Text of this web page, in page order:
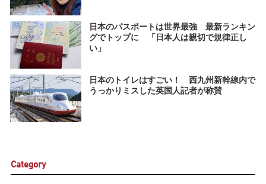
日本のパスポートは世界最強 最新ランキン
グでトップに 「日本人は親切で規律正し
い」
日本のトイレはすごい！ 西九州新幹線内で
うっかりミスした英国人記者が称賛
Category